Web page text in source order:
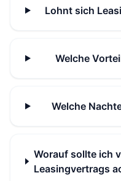
Lohnt sich
Welche
Welche
Worauf sollte ich
Leasingvertrags